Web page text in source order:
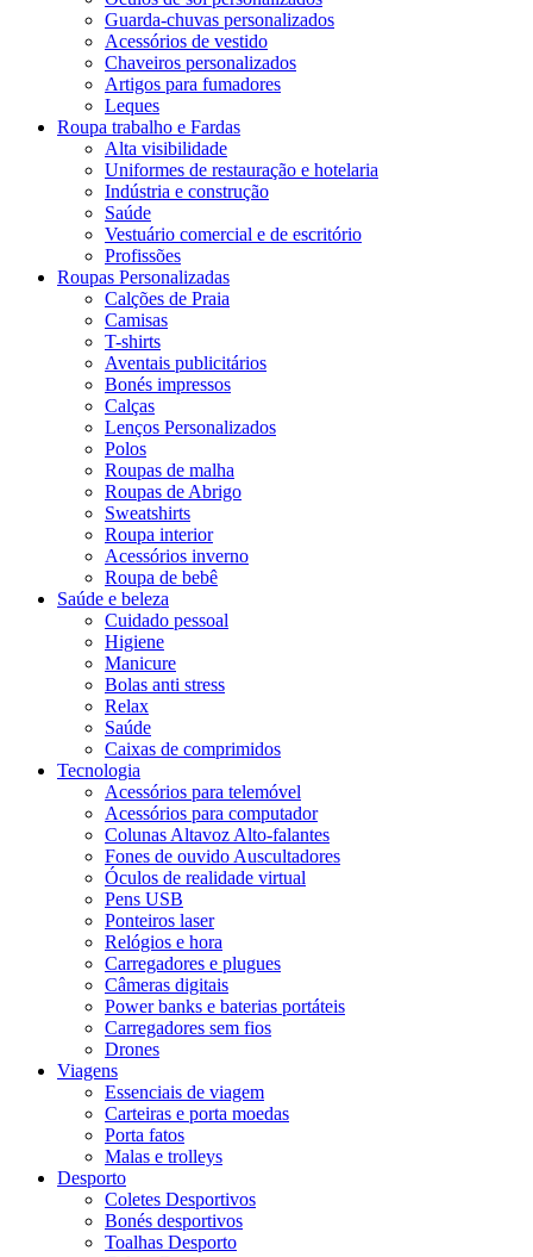
Guarda-chuvas personalizados
Acessórios de vestido
Chaveiros personalizados
Artigos para fumadores
Leques
Roupa trabalho e Fardas
Alta visibilidade
Uniformes de restauração e hotelaria
Indústria e construção
Saúde
Vestuário comercial e de escritório
Profissões
Roupas Personalizadas
Calções de Praia
Camisas
T-shirts
Aventais publicitários
Bonés impressos
Calças
Lenços Personalizados
Polos
Roupas de malha
Roupas de Abrigo
Sweatshirts
Roupa interior
Acessórios inverno
Roupa de bebê
Saúde e beleza
Cuidado pessoal
Higiene
Manicure
Bolas anti stress
Relax
Saúde
Caixas de comprimidos
Tecnologia
Acessórios para telemóvel
Acessórios para computador
Colunas Altavoz Alto-falantes
Fones de ouvido Auscultadores
Óculos de realidade virtual
Pens USB
Ponteiros laser
Relógios e hora
Carregadores e plugues
Câmeras digitais
Power banks e baterias portáteis
Carregadores sem fios
Drones
Viagens
Essenciais de viagem
Carteiras e porta moedas
Porta fatos
Malas e trolleys
Desporto
Coletes Desportivos
Bonés desportivos
Toalhas Desporto